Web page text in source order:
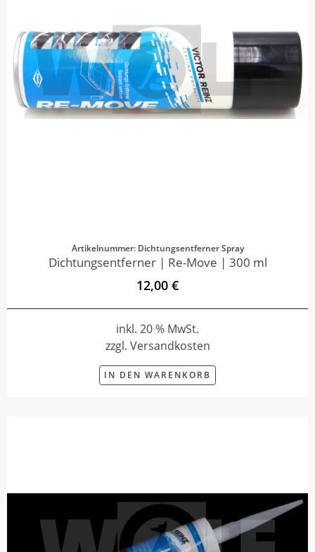
Artikelnummer: Dichtungsentferner Spray
Dichtungsentferner | Re-Move | 300 ml
12,00 €
inkl. 20 % MwSt.
zzgl. Versandkosten
IN DEN WARENKORB